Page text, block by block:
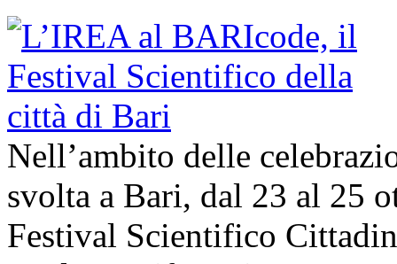
Nell’ambito delle
svolta a Bari, dal 23 al 25
Festival Scientifico